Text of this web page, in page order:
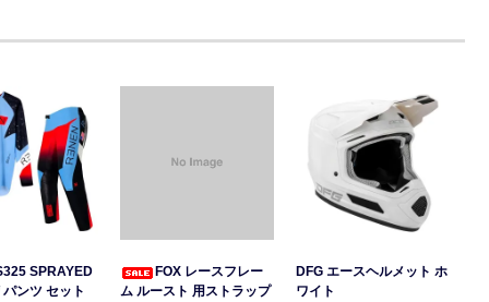
SPRAYED
ンツ セット
FOX レースフレー
ム ルースト 用ストラップ
DFG エースヘルメット ホ
ワイト